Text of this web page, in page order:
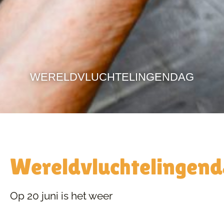
WERELDVLUCHTELINGENDAG
Op 20 juni is het weer